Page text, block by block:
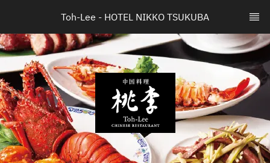
Toh-Lee - HOTEL NIKKO TSUKUBA